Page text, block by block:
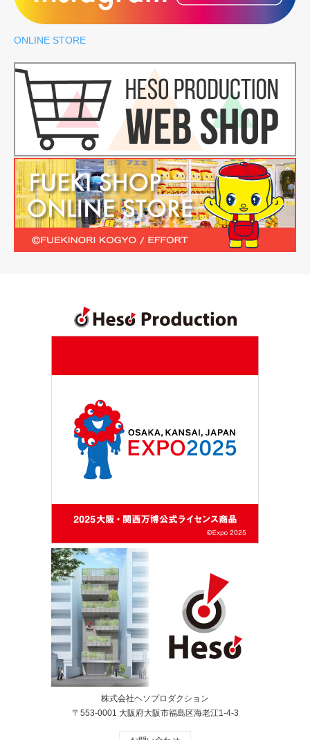
ONLINE STORE
株式会社ヘソプロダクション
〒553-0001 大阪府大阪市福島区海老江1-4-3